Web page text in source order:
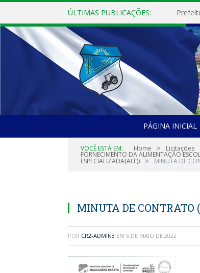
ÚLTIMAS PUBLICAÇÕES:
PÁGINA INICIAL
VOCÊ ESTÁ EM: Home » Licitações
FORNECIMENTO DA ALIMENTAÇÃO
ESPECIALIZADA(AEE)) » MINUTA DE
MINUTA DE CONTRATO
POR CR2-ADMIN3 EM 5 DE MAIO DE 2022